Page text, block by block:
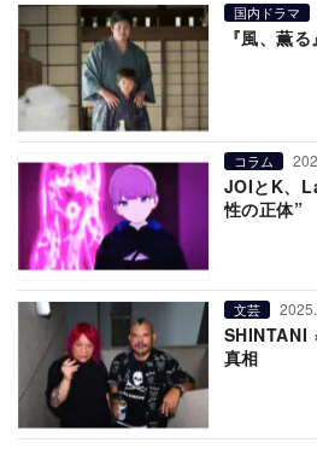
国内ドラマ
『風、薫
コラム
JOIとK、
性の正体”
文芸
SHINTANI
真相